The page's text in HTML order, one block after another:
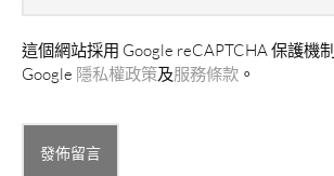
這個網站採用 Google reCAPTCHA 保護機
Google 隱私權政策及服務條款 。